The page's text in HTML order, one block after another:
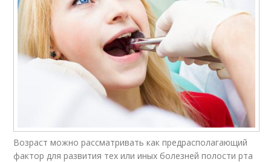
Возраст можно рассматривать как предрасполагающий
фактор для развития тех или иных болезней полости рта